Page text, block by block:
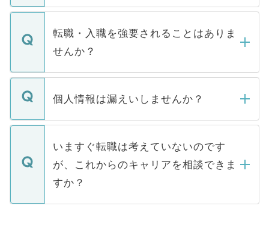
ます。通常、5営業日以内にはご連絡をせて
いただきますので、しばらくお待ちくださ
い。
マイナビDOCTORで取り扱っている求人の
うち約3割は、Webサイトからご覧いただ
けない「非公開求人」です。非公開求人は
下記の理由によって、一般には公開してい
ません。
■応募殺到を避けるため 人気のある医療機
関を公にしてしまうと、応募が殺到する場
に、医療機関が求める条件に合った人材の
みを人材紹介会社に依頼するケースが増え
ています。
転職・入職を強要されることはありま
せんか？
転職・入職を強要することは一切ありませ
ん。また、仮に応募先から内定をいただい
定を承諾する必要はありません。内定先へ
の辞退の連絡はキャリアパートナーが行い
ますので、ご安心ください。
個人情報は漏えいしませんか？
個人情報が漏えいすることはありませんの
で、ご安心ください。当サイトからの登録
などで収集したご登録者様の個人情報は、
ご本人のキャリアアップおよび転職活動の
支援を目的に使用いたします。お預かりし
ているすべての個人データはご本人の許可
いますぐ転職は考えていないのです
が、これからのキャリアを相談できま
すか？